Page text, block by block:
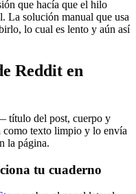
que hacía que el hilo
La solución manual que usa
lo cual es lento y aún así
Reddit en
título del post, cuerpo y
texto limpio y lo envía
la página.
tu cuaderno